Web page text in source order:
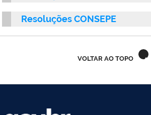
Ministério do Trabalho
Ministério do Desenvolvimento Social
Ministério da Indústria, Comércio Exterior e Serviços
Ministério de Minas e Energia
Resoluções CONSEPE
VOLTAR AO TOPO